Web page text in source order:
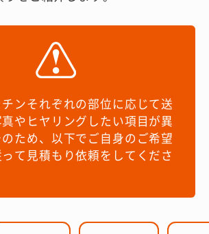
ンそれぞれの部位に応じて送
やヒヤリングしたい項目が異
のため、以下でご自身のご希望
て見積もり依頼をしてくださ